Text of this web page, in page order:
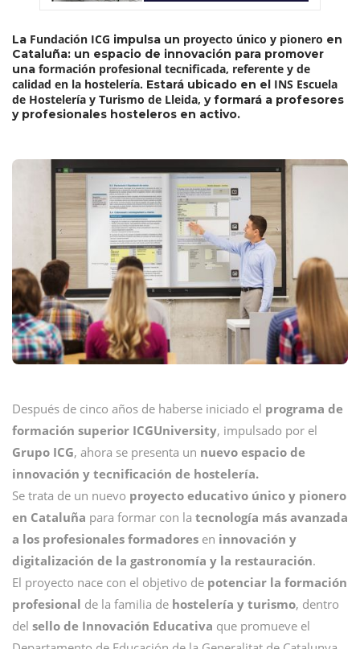
La Fundación ICG impulsa un proyecto único y pionero en
Cataluña: un espacio de innovación para promover
una formación profesional tecnificada, referente y de
calidad en la hostelería. Estará ubicado en el INS Escuela
de Hostelería y Turismo de Lleida, y formará a profesores
y profesionales hosteleros en activo.
Después de cinco años de haberse iniciado el programa de
formación superior ICGUniversity, impulsado por el
Grupo ICG, ahora se presenta un nuevo espacio de
innovación y tecnificación de hostelería.
Se trata de un nuevo proyecto educativo único y pionero
en Cataluña para formar con la tecnología más avanzada
a los profesionales formadores en innovación y
digitalización de la gastronomía y la restauración.
El proyecto nace con el objetivo de potenciar la formación
profesional de la familia de hostelería y turismo, dentro
del sello de Innovación Educativa que promueve el